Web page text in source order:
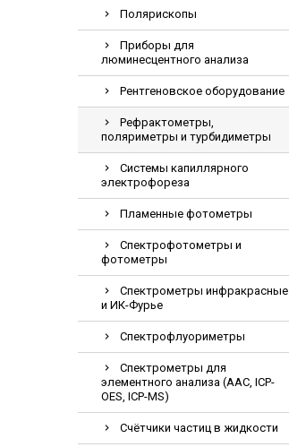
Полярископы
Приборы для
люминесцентного анализа
Рентгеновское оборудование
Рефрактометры,
поляриметры и турбидиметры
Системы капиллярного
электрофореза
Пламенные фотометры
Спектрофотометры и
фотометры
Спектрометры инфракрасные
и ИК-Фурье
Спектрофлуориметры
Спектрометры для
элементного анализа (AAC, ICP-
OES, ICP-MS)
Счётчики частиц в жидкости